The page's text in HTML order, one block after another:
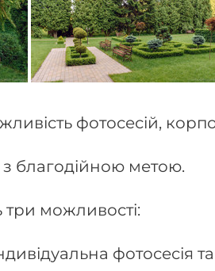
фотосесій,
з благодійною метою.
три можливості:
фотосесія